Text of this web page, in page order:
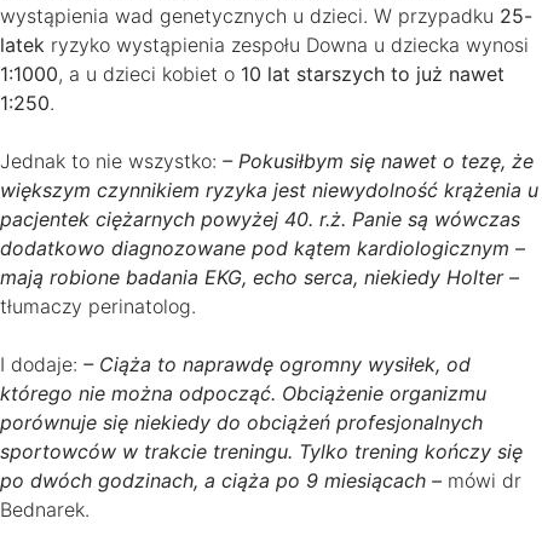
wystąpienia wad genetycznych u dzieci. W przypadku 25-
latek ryzyko wystąpienia zespołu Downa u dziecka wynosi
1:1000, a u dzieci kobiet o 10 lat starszych to już nawet
1:250.
Jednak to nie wszystko: – Pokusiłbym się nawet o tezę, że
większym czynnikiem ryzyka jest niewydolność krążenia u
pacjentek ciężarnych powyżej 40. r.ż. Panie są wówczas
dodatkowo diagnozowane pod kątem kardiologicznym –
mają robione badania EKG, echo serca, niekiedy Holter –
tłumaczy perinatolog.
I dodaje: – Ciąża to naprawdę ogromny wysiłek, od
którego nie można odpocząć. Obciążenie organizmu
porównuje się niekiedy do obciążeń profesjonalnych
sportowców w trakcie treningu. Tylko trening kończy się
po dwóch godzinach, a ciąża po 9 miesiącach – mówi dr
Bednarek.